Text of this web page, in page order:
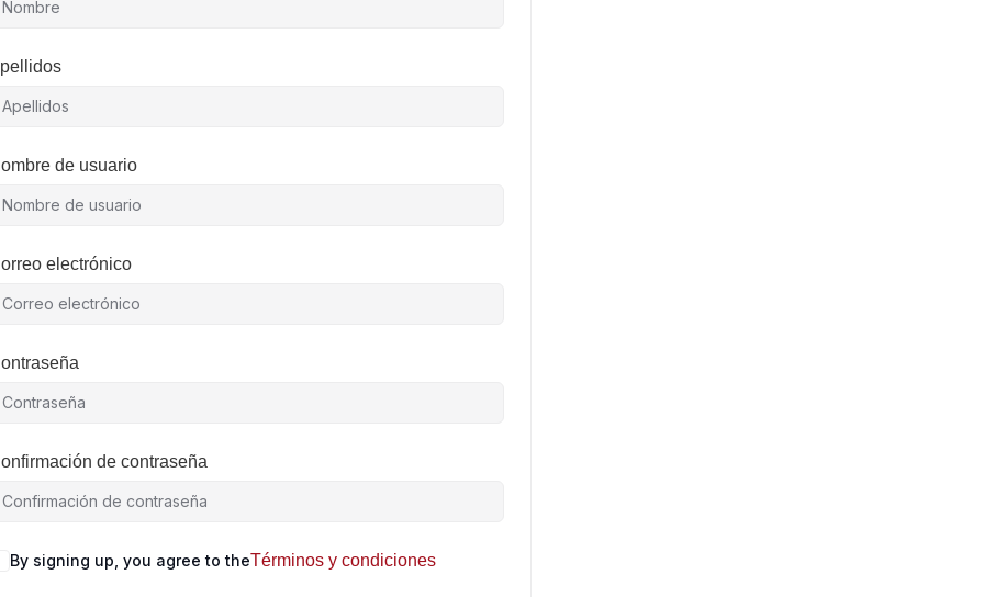
de usuario
electrónico
de contraseña
By signing up, you agree to theTérminos y condiciones